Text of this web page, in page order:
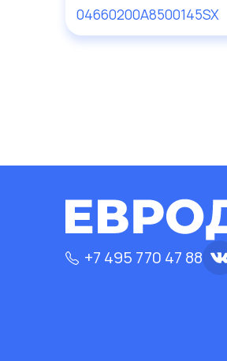
04660200A8500145SX
+7 495 770 47 88